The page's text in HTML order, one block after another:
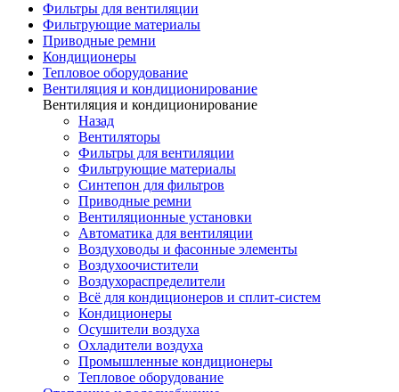
Фильтры для вентиляции
Фильтрующие материалы
Приводные ремни
Кондиционеры
Тепловое оборудование
Вентиляция и кондиционирование
Вентиляция и кондиционирование
Назад
Вентиляторы
Фильтры для вентиляции
Фильтрующие материалы
Синтепон для фильтров
Приводные ремни
Вентиляционные установки
Автоматика для вентиляции
Воздуховоды и фасонные элементы
Воздухоочистители
Воздухораспределители
Всё для кондиционеров и сплит-систем
Кондиционеры
Осушители воздуха
Охладители воздуха
Промышленные кондиционеры
Тепловое оборудование